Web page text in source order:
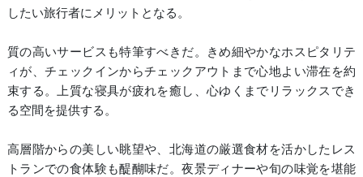
したい旅行者にメリットとなる。
質の高いサービスも特筆すべきだ。きめ細やかなホスピタリテ
ィが、チェックインからチェックアウトまで心地よい滞在を約
束する。上質な寝具が疲れを癒し、心ゆくまでリラックスでき
る空間を提供する。
高層階からの美しい眺望や、北海道の厳選食材を活かしたレス
トランでの食体験も醍醐味だ。夜景ディナーや旬の味覚を堪能